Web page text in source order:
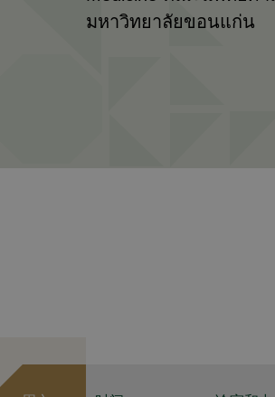
มหาวิทยาลัยขอนแก่น